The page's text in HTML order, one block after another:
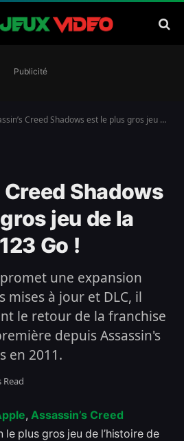
Publicité
Creed Shadows est le plus gros jeu de la saga avec 123 Go !
Creed Shadows
jeu de la
Go !
une expansion
mises à jour et DLC, il
le retour de la franchise
depuis Assassin's
en 2011.
Read
, Assassin’s Creed
le plus gros jeu de l’histoire de